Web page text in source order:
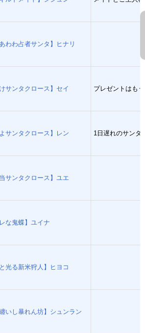
わわ占者サンタ】ヒナリ
サンタクロース】セイ プレゼントはも
サンタクロース】レン 1日遅れのサンタ
サンタクロース】ユエ
な鬼蝶】ユイナ
光る新米狩人】ヒヨコ
纏いし暴れん坊】シュンラン